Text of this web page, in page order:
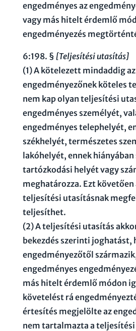
engedményes az
vagy más hitelt érdemlő
engedményezés
6:198. § [Teljesítési utasítás]
(1) A kötelezett mindaddig az
engedményezőnek köteles
nem kap olyan teljesítési
engedményes személyét,
engedményes telephelyét,
székhelyét, természetes
lakóhelyét, ennek hiányában
tartózkodási helyét vagy
meghatározza. Ezt
teljesítési utasításnak
teljesíthet.
(2) A teljesítési utasítás
bekezdés szerinti joghatást,
engedményezőtől
engedményes
más hitelt érdemlő módon
követelést rá
értesítés megjelölte az
nem tartalmazta a